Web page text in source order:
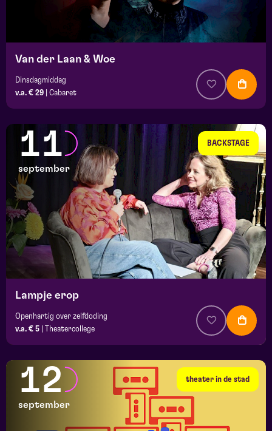
Van der Laan & Woe
Dinsdagmiddag
v.a. € 29
Cabaret
BACKSTAGE
11
september
Lampje erop
Openhartig over zelfdoding
v.a. € 5
Theatercollege
theater in de stad
12
september